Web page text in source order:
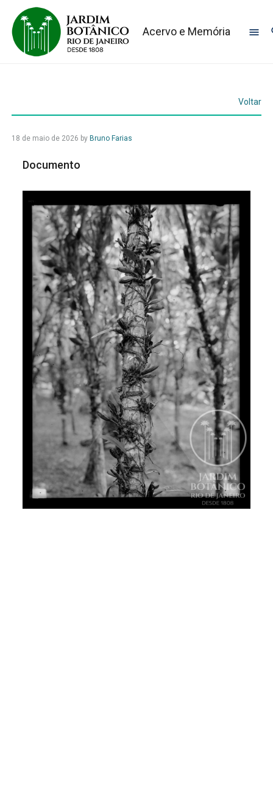
Acervo e Memória
Voltar
18 de maio de 2026 by Bruno Farias
Documento